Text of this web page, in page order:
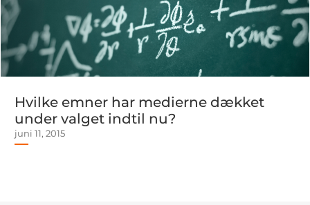
Hvilke emner har medierne dækket
under valget indtil nu?
juni 11, 2015